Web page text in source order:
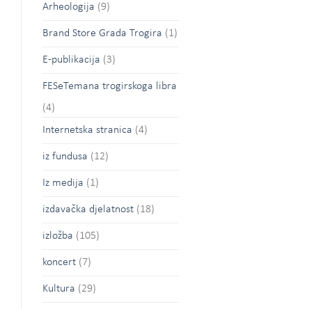
Arheologija (9)
Brand Store Grada Trogira (1)
E-publikacija (3)
FESeTemana trogirskoga libra
(4)
Internetska stranica (4)
iz fundusa (12)
Iz medija (1)
izdavačka djelatnost(18)
izložba (105)
koncert(7)
Kultura (29)